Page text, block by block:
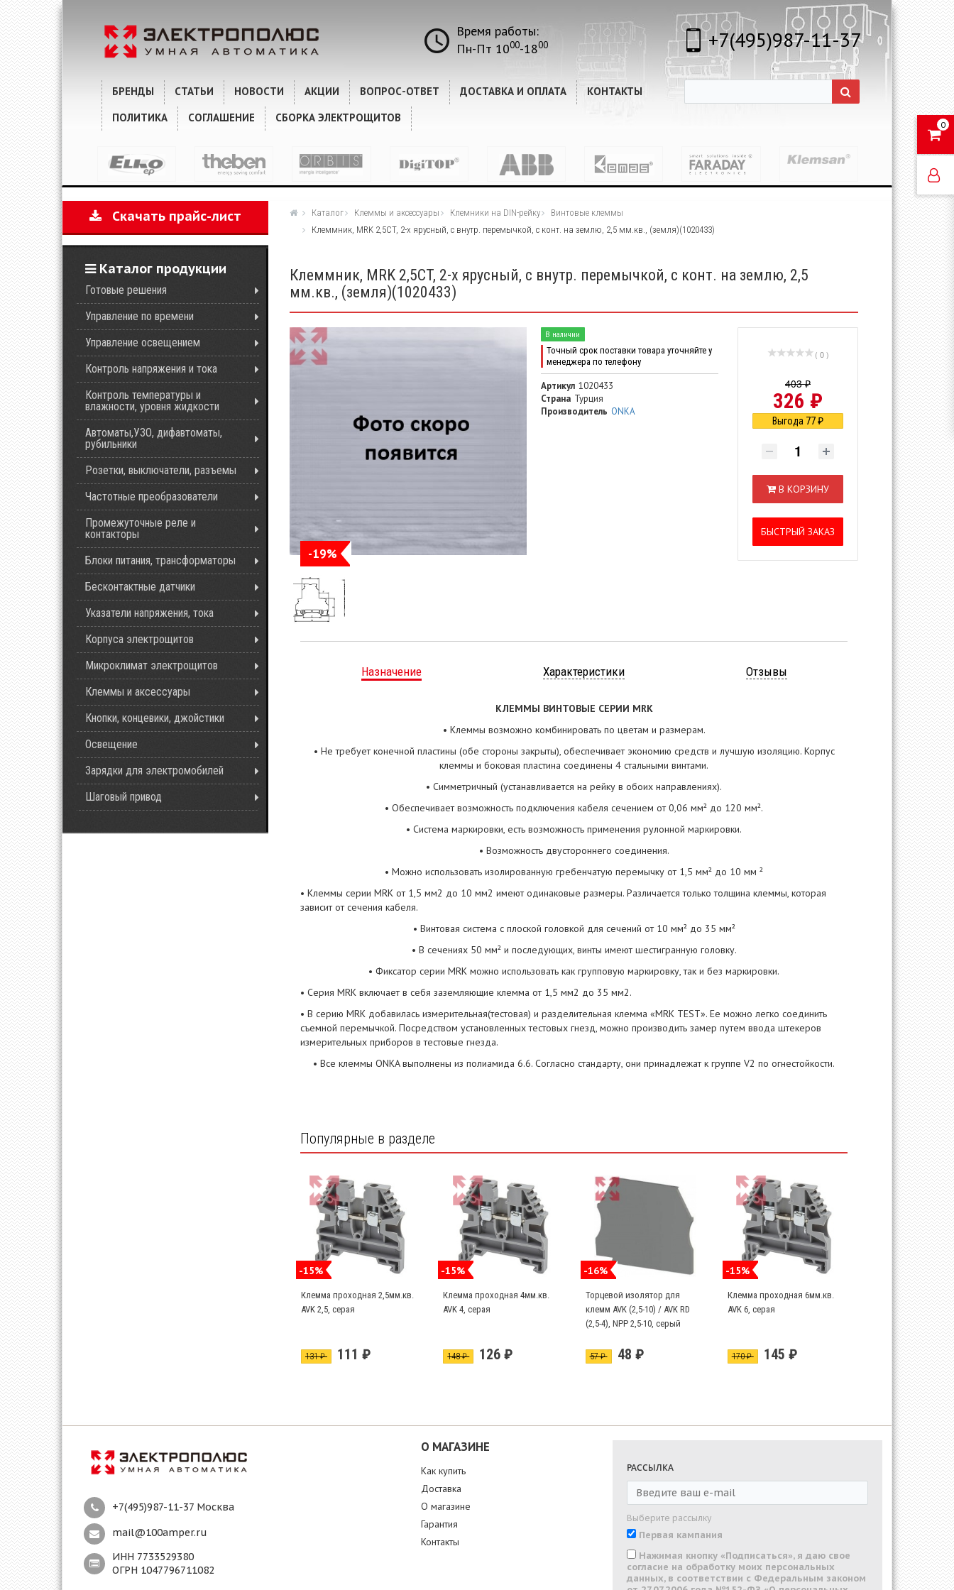
0
Время работы:
Пн-Пт 1000-1800 +7(495)987-11-37
БРЕНДЫ СТАТЬИ НОВОСТИ АКЦИИ ВОПРОС-ОТВЕТ ДОСТАВКА И ОПЛАТА
КОНТАКТЫ
ПОЛИТИКА
СОГЛАШЕНИЕ СБОРКА ЭЛЕКТРОЩИТОВ
Скачать прайс-лист
Каталог продукции
Готовые решения
Управление по времени
Управление освещением
Контроль напряжения и тока
Контроль температуры и
влажности, уровня жидкости
Автоматы,УЗО, дифавтоматы,
рубильники
Розетки, выключатели, разъемы
Частотные преобразователи
Промежуточные реле и
контакторы
Блоки питания, трансформаторы
Бесконтактные датчики
Указатели напряжения, тока
Корпуса электрощитов
Микроклимат электрощитов
Клеммы и аксессуары
Кнопки, концевики, джойстики
Освещение
Зарядки для электромобилей
Шаговый привод
Каталог Клеммы и аксессуары Клемники на DIN-рейку
Винтовые клеммы
Клеммник, MRK 2,5CT, 2-х ярусный, с внутр. перемычкой, с конт. на землю, 2,5 мм.кв., (земля)(1020433)
Клеммник, MRK 2,5CT, 2-х ярусный, с внутр. перемычкой, с конт. на землю, 2,5
мм.кв., (земля)(1020433)
-19%
( 0 )
403 ₽
326 ₽
Выгода 77 ₽
В КОРЗИНУ
БЫСТРЫЙ ЗАКАЗ
В наличии
Точный срок поставки товара уточняйте у
менеджера по телефону
Артикул 1020433
Страна Турция
Производитель ONKA
Назначение Характеристики Отзывы
КЛЕММЫ ВИНТОВЫЕ СЕРИИ MRK
• Клеммы возможно комбинировать по цветам и размерам.
• Не требует конечной пластины (обе стороны закрыты), обеспечивает экономию средств и лучшую изоляцию. Корпус
клеммы и боковая пластина соединены 4 стальными винтами.
• Симметричный (устанавливается на рейку в обоих направлениях).
• Обеспечивает возможность подключения кабеля сечением от 0,06 мм² до 120 мм².
• Система маркировки, есть возможность применения рулонной маркировки.
• Возможность двустороннего соединения.
• Можно использовать изолированную гребенчатую перемычку от 1,5 мм² до 10 мм ²
• Клеммы серии MRK от 1,5 мм2 до 10 мм2 имеют одинаковые размеры. Различается только толщина клеммы, которая
зависит от сечения кабеля.
• Винтовая система с плоской головкой для сечений от 10 мм² до 35 мм²
• В сечениях 50 мм² и последующих, винты имеют шестигранную головку.
• Фиксатор серии MRK можно использовать как групповую маркировку, так и без маркировки.
• Серия MRK включает в себя заземляющие клемма от 1,5 мм2 до 35 мм2.
• В серию MRK добавилась измерительная(тестовая) и разделительная клемма «MRK TEST». Ее можно легко соединить
съемной перемычкой. Посредством установленных тестовых гнезд, можно производить замер путем ввода штекеров
измерительных приборов в тестовые гнезда.
• Все клеммы ONKA выполнены из полиамида 6.6. Согласно стандарту, они принадлежат к группе V2 по огнестойкости.
Популярные в разделе
-15%
Клемма проходная 2,5мм.кв.
AVK 2,5, серая
131 ₽ 111 ₽
-15%
Клемма проходная 4мм.кв.
AVK 4, серая
148 ₽ 126 ₽
-16%
Торцевой изолятор для
клемм AVK (2,5-10) / AVK RD
(2,5-4), NPP 2,5-10, серый
57 ₽ 48 ₽
-15%
Клемма проходная 6мм.кв.
AVK 6, серая
170 ₽ 145 ₽
+7(495)987-11-37 Москва
mail@100amper.ru
ИНН 7733529380
ОГРН 1047796711082
О МАГАЗИНЕ
Как купить
Доставка
О магазине
Гарантия
Контакты
РАССЫЛКА
Выберите рассылку
Первая кампания
Нажимая кнопку «Подписаться», я даю свое
согласие на обработку моих персональных
данных, в соответствии с Федеральным законом